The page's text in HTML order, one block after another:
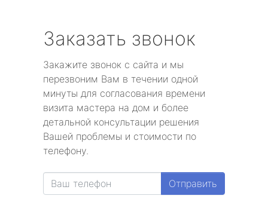
Заказать звонок
Закажите звонок с сайта и мы
перезвоним Вам в течении одной
минуты для согласования времени
визита мастера на дом и более
детальной консультации решения
Вашей проблемы и стоимости по
телефону.
Отправить